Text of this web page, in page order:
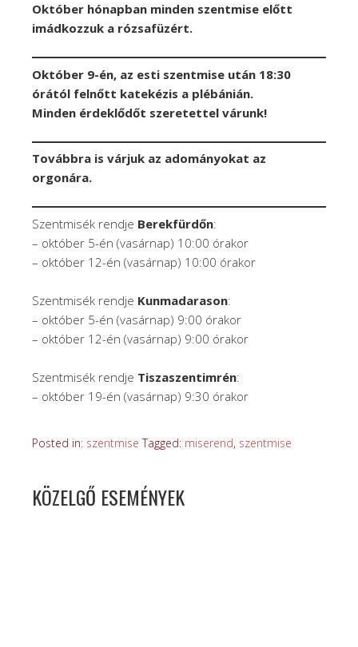
Október hónapban minden szentmise előtt
imádkozzuk a rózsafüzért.
Október 9-én, az esti szentmise után 18:30
órától felnőtt katekézis a plébánián.
Minden érdeklődőt szeretettel várunk!
Továbbra is várjuk az adományokat az
orgonára.
Szentmisék rendje Berekfürdőn:
– október 5-én (vasárnap) 10:00 órakor
– október 12-én (vasárnap) 10:00 órakor
Szentmisék rendje Kunmadarason:
– október 5-én (vasárnap) 9:00 órakor
– október 12-én (vasárnap) 9:00 órakor
Szentmisék rendje Tiszaszentimrén:
– október 19-én (vasárnap) 9:30 órakor
Posted in: szentmise Tagged: miserend, szentmise
KÖZELGŐ ESEMÉNYEK